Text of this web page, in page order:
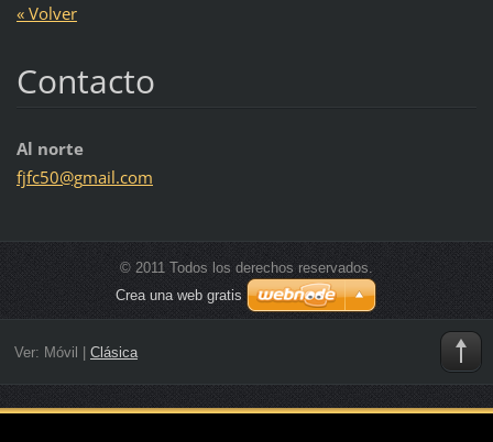
« Volver
Contacto
Al norte
fjfc50@gmail.com
© 2011 Todos los derechos reservados.
Crea una web gratis
Ver: Móvil Clásica